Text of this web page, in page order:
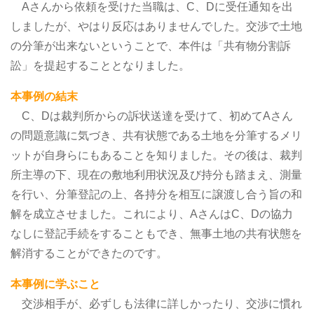
Aさんから依頼を受けた当職は、C、Dに受任通知を出
しましたが、やはり反応はありませんでした。交渉で土地
の分筆が出来ないということで、本件は「共有物分割訴
訟」を提起することとなりました。
本事例の結末
C、Dは裁判所からの訴状送達を受けて、初めてAさん
の問題意識に気づき、共有状態である土地を分筆するメリ
ットが自身らにもあることを知りました。その後は、裁判
所主導の下、現在の敷地利用状況及び持分も踏まえ、測量
を行い、分筆登記の上、各持分を相互に譲渡し合う旨の和
解を成立させました。これにより、AさんはC、Dの協力
なしに登記手続をすることもでき、無事土地の共有状態を
解消することができたのです。
本事例に学ぶこと
交渉相手が、必ずしも法律に詳しかったり、交渉に慣れ